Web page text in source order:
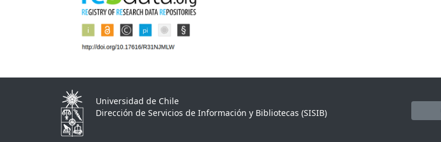
Universidad de Chile
Dirección de Servicios de Información y Bibliotecas (SISIB)